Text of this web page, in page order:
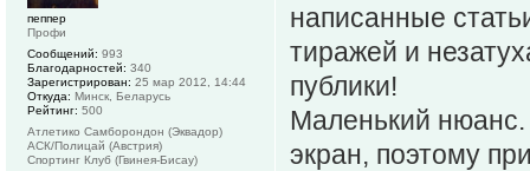
написанные
тиражей и
публики!
Маленький нюанс.
экран, поэтому
пеппер
Профи
Сообщений: 993
Благодарностей: 340
Зарегистрирован: 25 мар 2012, 14:44
Откуда: Минск, Беларусь
Рейтинг: 500
Атлетико Самборондон (Эквадор)
АСК/Полицай (Австрия)
Спортинг Клуб (Гвинея-Бисау)